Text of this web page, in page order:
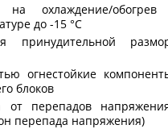
на охлаждение/
до -15 °С
принудительной
огнестойкие
блоков
от перепадов
перепада напряжения)